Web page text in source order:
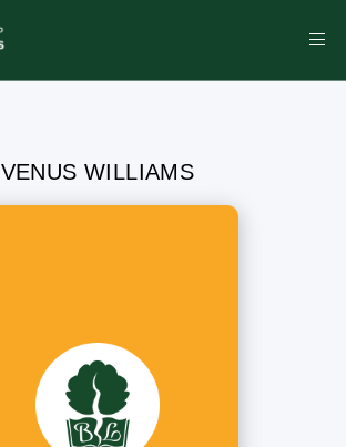
VENUS WILLIAMS